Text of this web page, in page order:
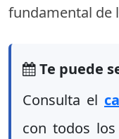
fundamental de
Te puede
Consulta el
con todos